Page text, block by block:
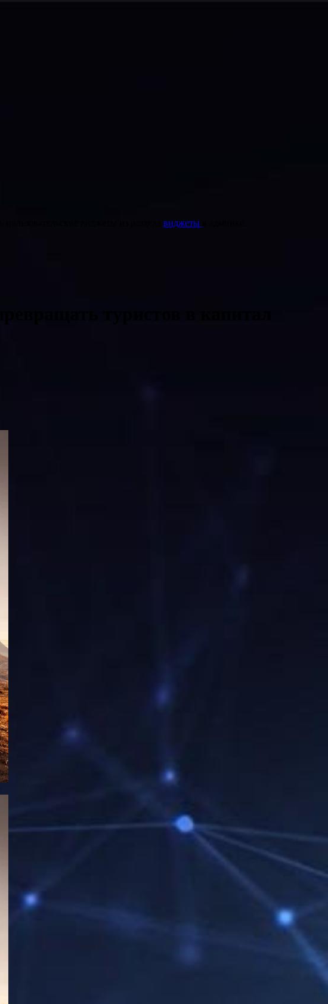
виджеты из раздела виджеты
туристов в капитал